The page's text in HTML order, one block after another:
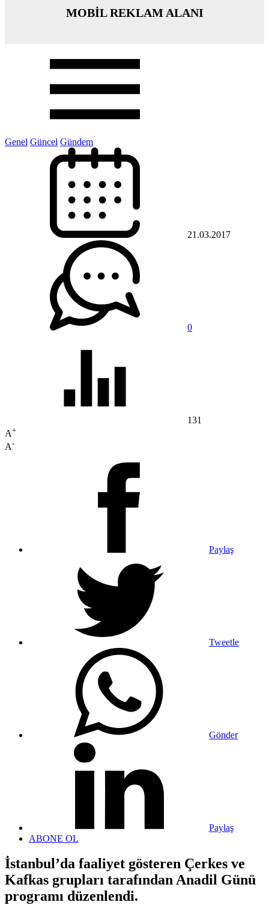
MOBİL REKLAM ALANI
Genel Güncel Gündem
21.03.2017
0
131
A+
A-
Paylaş
Tweetle
Gönder
Paylaş
ABONE OL
İstanbul’da faaliyet gösteren Çerkes ve
Kafkas grupları tarafından Anadil Günü
programı düzenlendi.